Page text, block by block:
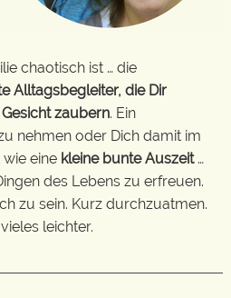
chaotisch ist … die
Alltagsbegleiter, die Dir
zaubern. Ein
nehmen oder Dich damit im
eine kleine bunte Auszeit…
des Lebens zu erfreuen.
zu sein. Kurz durchzuatmen.
leichter.